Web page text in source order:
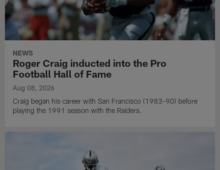
NEWS
Roger Craig inducted into the Pro
Football Hall of Fame
Aug 08, 2026
Craig began his career with San Francisco (1983-90) before
playing the 1991 season with the Raiders.